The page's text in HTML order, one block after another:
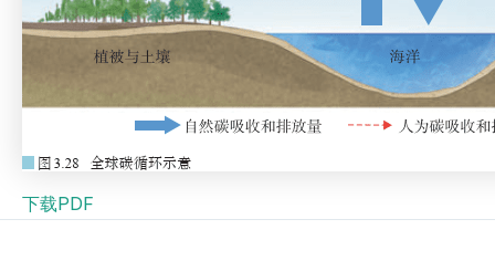
下载PDF